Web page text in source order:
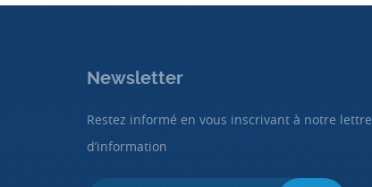
Newsletter
Restez informé en vous inscrivant à notre lettre
d’information